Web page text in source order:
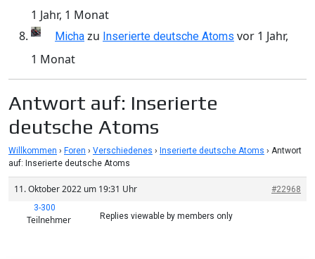
1 Jahr, 1 Monat
Micha zu Inserierte deutsche Atoms vor 1 Jahr,
1 Monat
Antwort auf: Inserierte
deutsche Atoms
Willkommen › Foren › Verschiedenes › Inserierte deutsche Atoms › Antwort
auf: Inserierte deutsche Atoms
11. Oktober 2022 um 19:31 Uhr
#22968
3-300
Teilnehmer Replies viewable by members only